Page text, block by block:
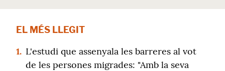
EL MÉS LLEGIT
1. L'estudi que assenyala les barreres al vot
de les persones migrades: "Amb la seva